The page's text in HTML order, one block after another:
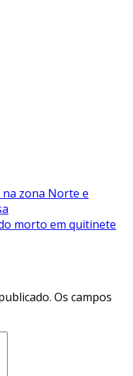
zona Norte e
morto em quitinete
Os campos